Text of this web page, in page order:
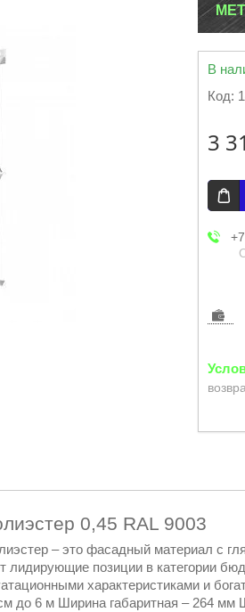
В
Код:
3
0,45 RAL 9003
– это фасадный материал с
лидирующие позиции в категории
характеристиками и
до 6 м Ширина габаритная – 264